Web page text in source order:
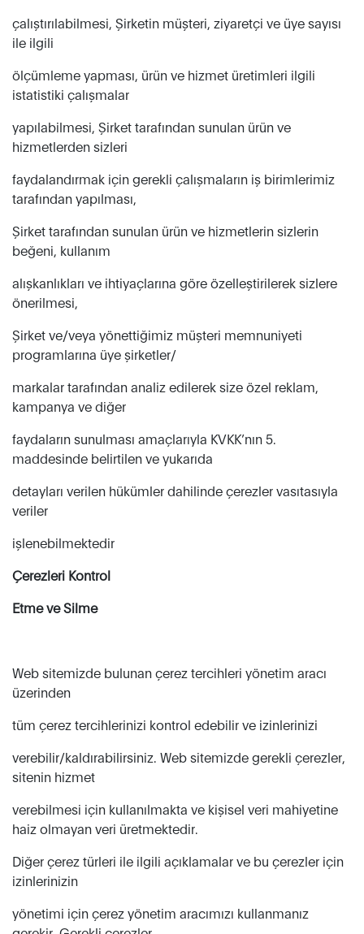
çalıştırılabilmesi, Şirketin müşteri, ziyaretçi ve üye sayısı
ile ilgili
ölçümleme yapması, ürün ve hizmet üretimleri ilgili
istatistiki çalışmalar
yapılabilmesi, Şirket tarafından sunulan ürün ve
hizmetlerden sizleri
faydalandırmak için gerekli çalışmaların iş birimlerimiz
tarafından yapılması,
Şirket tarafından sunulan ürün ve hizmetlerin sizlerin
beğeni, kullanım
alışkanlıkları ve ihtiyaçlarına göre özelleştirilerek sizlere
önerilmesi,
Şirket ve/veya yönettiğimiz müşteri memnuniyeti
programlarına üye şirketler/
markalar tarafından analiz edilerek size özel reklam,
kampanya ve diğer
faydaların sunulması amaçlarıyla KVKK’nın 5.
maddesinde belirtilen ve yukarıda
detayları verilen hükümler dahilinde çerezler vasıtasıyla
veriler
işlenebilmektedir
Çerezleri Kontrol
Etme ve Silme
Web sitemizde bulunan çerez tercihleri yönetim aracı
üzerinden
tüm çerez tercihlerinizi kontrol edebilir ve izinlerinizi
verebilir/kaldırabilirsiniz. Web sitemizde gerekli çerezler,
sitenin hizmet
verebilmesi için kullanılmakta ve kişisel veri mahiyetine
haiz olmayan veri üretmektedir.
Diğer çerez türleri ile ilgili açıklamalar ve bu çerezler için
izinlerinizin
yönetimi için çerez yönetim aracımızı kullanmanız